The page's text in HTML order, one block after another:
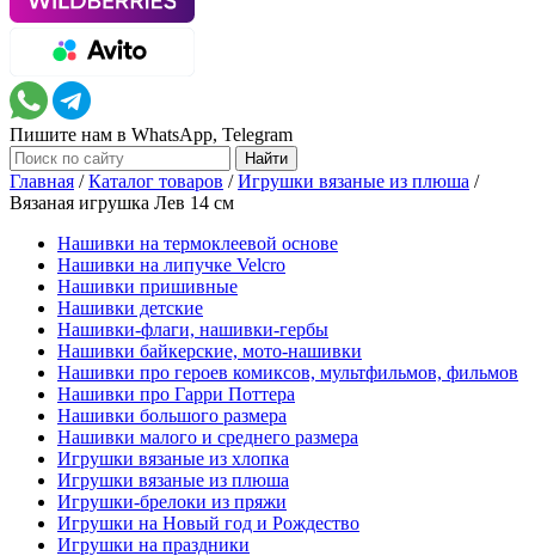
Пишите нам в WhatsApp, Telegram
Главная /Каталог товаров /Игрушки вязаные из плюша /
Вязаная игрушка Лев 14 см
Нашивки на термоклеевой основе
Нашивки на липучке Velcro
Нашивки пришивные
Нашивки детские
Нашивки-флаги, нашивки-гербы
Нашивки байкерские, мото-нашивки
Нашивки про героев комиксов, мультфильмов, фильмов
Нашивки про Гарри Поттера
Нашивки большого размера
Нашивки малого и среднего размера
Игрушки вязаные из хлопка
Игрушки вязаные из плюша
Игрушки-брелоки из пряжи
Игрушки на Новый год и Рождество
Игрушки на праздники